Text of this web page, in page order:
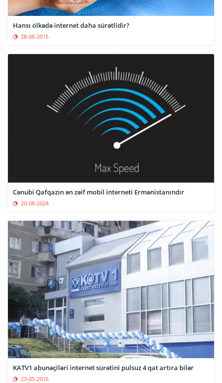
Hansı ölkədə internet daha sürətlidir?
28-08-2015
Cənubi Qafqazın ən zəif mobil interneti Ermənistanındır
20-08-2024
KATV1 abunəçiləri internet sürətini pulsuz 4 qat artıra bilər
23-05-2016